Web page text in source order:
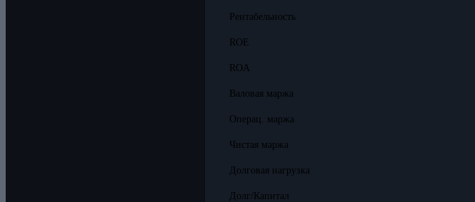
Рентабельность
ROE
ROA
Валовая маржа
Операц. маржа
Чистая маржа
Долговая нагрузка
Долг/Капитал